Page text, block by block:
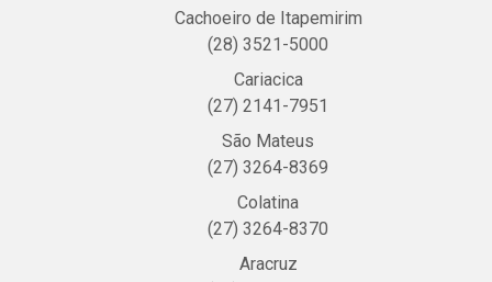
Cachoeiro de Itapemirim
(28) 3521-5000
Cariacica
(27) 2141-7951
São Mateus
(27) 3264-8369
Colatina
(27) 3264-8370
Aracruz